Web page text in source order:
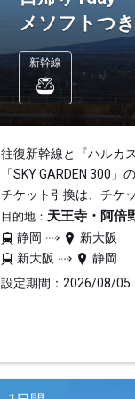
メソフトつき
新幹線
往復新幹線と『ハルカ
「SKY GARDEN 300
チケット引換は、チケ
目的地： 天王寺・阿倍
静岡
新大阪
新大阪
静岡
設定期間：2026/08/05